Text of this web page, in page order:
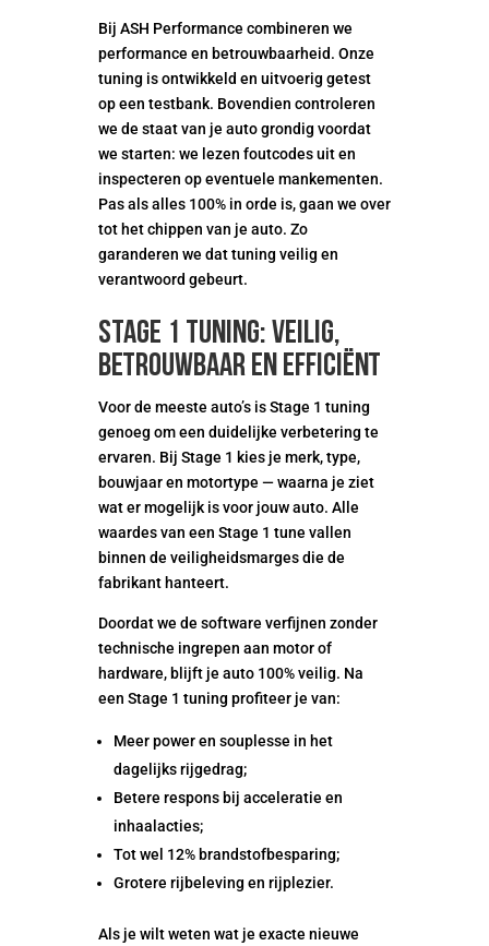
Bij ASH Performance combineren we
performance en betrouwbaarheid. Onze
tuning is ontwikkeld en uitvoerig getest
op een testbank. Bovendien controleren
we de staat van je auto grondig voordat
we starten: we lezen foutcodes uit en
inspecteren op eventuele mankementen.
Pas als alles 100% in orde is, gaan we over
tot het chippen van je auto. Zo
garanderen we dat tuning veilig en
verantwoord gebeurt.
Stage 1 tuning: veilig,
betrouwbaar en efficiënt
Voor de meeste auto’s is Stage 1 tuning
genoeg om een duidelijke verbetering te
ervaren. Bij Stage 1 kies je merk, type,
bouwjaar en motortype — waarna je ziet
wat er mogelijk is voor jouw auto. Alle
waardes van een Stage 1 tune vallen
binnen de veiligheidsmarges die de
fabrikant hanteert.
Doordat we de software verfijnen zonder
technische ingrepen aan motor of
hardware, blijft je auto 100% veilig. Na
een Stage 1 tuning profiteer je van:
Meer power en souplesse in het
dagelijks rijgedrag;
Betere respons bij acceleratie en
inhaalacties;
Tot wel 12% brandstofbesparing;
Grotere rijbeleving en rijplezier.
Als je wilt weten wat je exacte nieuwe